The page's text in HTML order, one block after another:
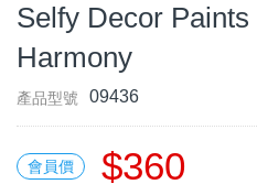
Selfy Decor
Harmony
產品型號 09436
會員價 $360